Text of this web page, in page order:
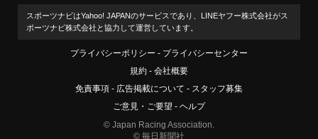
スポーツナビはYahoo! JAPANのサービスであり、LINEヤフー株式会社がス
ポーツナビ株式会社と協力して運営しています。
プライバシーポリシー
プライバシーセンター
規約
会社概要
免責事項
広告掲載について
スタッフ募集
ご意見・ご要望
ヘルプ
© Japan Racing Association.
© 毎日新聞社